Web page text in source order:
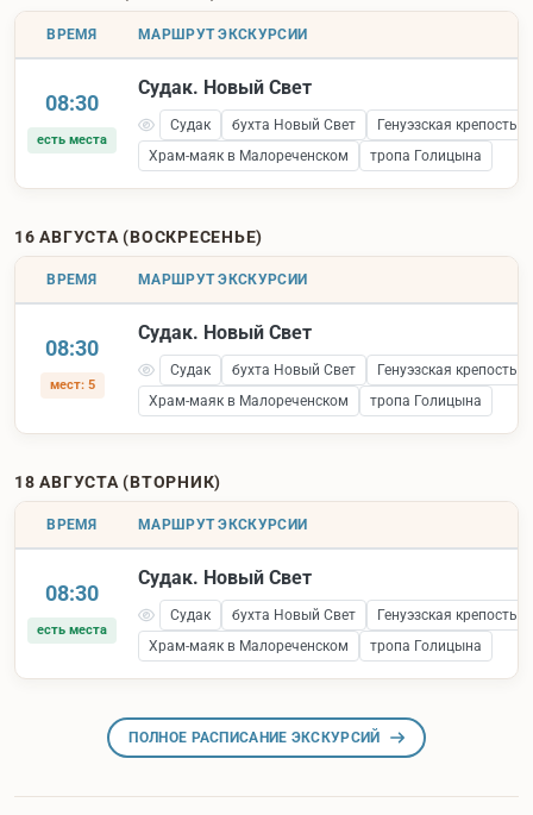
ВРЕМЯ МАРШРУТ ЭКСКУРСИИ
08:30
есть места
Судак. Новый Свет
Судак бухта Новый Свет
Генуэзская крепость
Храм-маяк в Малореченском
тропа Голицына
16 АВГУСТА (ВОСКРЕСЕНЬЕ)
ВРЕМЯ МАРШРУТ ЭКСКУРСИИ
08:30
мест: 5
Судак. Новый Свет
Судак бухта Новый Свет
Генуэзская крепость
Храм-маяк в Малореченском
тропа Голицына
18 АВГУСТА (ВТОРНИК)
ВРЕМЯ МАРШРУТ ЭКСКУРСИИ
08:30
есть места
Судак. Новый Свет
Судак бухта Новый Свет
Генуэзская крепость
Храм-маяк в Малореченском
тропа Голицына
ПОЛНОЕ РАСПИСАНИЕ ЭКСКУРСИЙ